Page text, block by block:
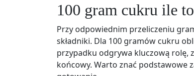
100 gram cukru ile
Przy odpowiednim przeliczeniu
składniki. Dla 100 gramów cukru
przypadku odgrywa kluczową rolę,
końcowy. Warto znać podstawowe